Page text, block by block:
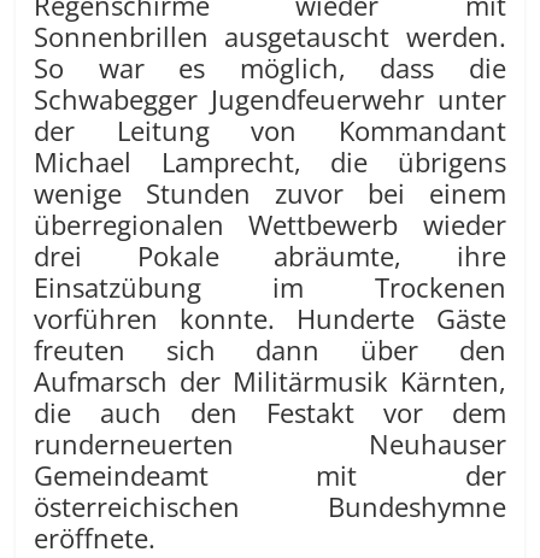
Sonnenbrillen ausgetauscht werden.
So war es möglich, dass die
Schwabegger Jugendfeuerwehr unter
der Leitung von Kommandant
Michael Lamprecht, die übrigens
wenige Stunden zuvor bei einem
überregionalen Wettbewerb wieder
drei Pokale abräumte, ihre
Einsatzübung im Trockenen
vorführen konnte. Hunderte Gäste
freuten sich dann über den
Aufmarsch der Militärmusik Kärnten,
die auch den Festakt vor dem
runderneuerten Neuhauser
Gemeindeamt mit der
österreichischen Bundeshymne
eröffnete.